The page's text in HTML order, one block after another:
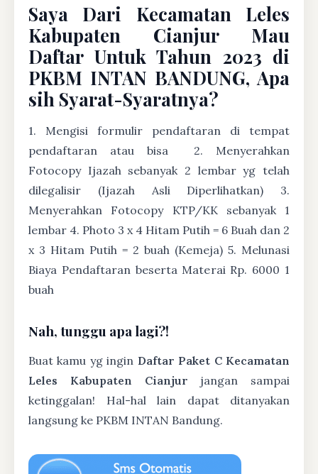
Saya Dari Kecamatan Leles
Kabupaten Cianjur Mau
Daftar Untuk Tahun 2023 di
PKBM INTAN BANDUNG, Apa
sih Syarat-Syaratnya?
1. Mengisi formulir pendaftaran di tempat
pendaftaran atau bisa
2. Menyerahkan
Fotocopy Ijazah sebanyak 2 lembar yg telah
dilegalisir (Ijazah Asli Diperlihatkan) 3.
Menyerahkan Fotocopy KTP/KK sebanyak 1
lembar 4. Photo 3 x 4 Hitam Putih = 6 Buah dan 2
x 3 Hitam Putih = 2 buah (Kemeja) 5. Melunasi
Biaya Pendaftaran beserta Materai Rp. 6000 1
buah
Nah, tunggu apa lagi?!
Buat kamu yg ingin Daftar Paket C Kecamatan
Leles Kabupaten Cianjur jangan sampai
ketinggalan! Hal-hal lain dapat ditanyakan
langsung ke PKBM INTAN Bandung.